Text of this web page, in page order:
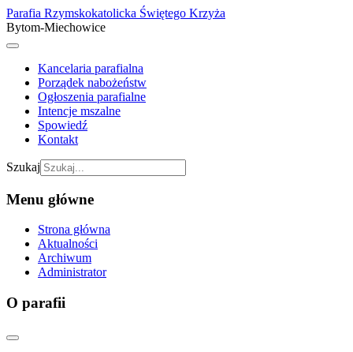
Parafia Rzymskokatolicka Świętego Krzyża
Bytom-Miechowice
Kancelaria parafialna
Porządek nabożeństw
Ogłoszenia parafialne
Intencje mszalne
Spowiedź
Kontakt
Szukaj
Menu główne
Strona główna
Aktualności
Archiwum
Administrator
O parafii